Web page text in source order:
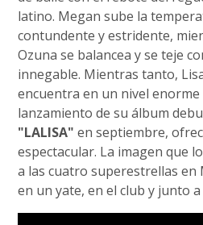
latino. Megan sube la
contundente y estridente,
Ozuna se balancea y se teje
innegable. Mientras tanto,
encuentra en un nivel enorme
lanzamiento de su álbum
"LALISA" en septiembre,
espectacular. La imagen que
a las cuatro superestrellas en
en un yate, en el club y junto a